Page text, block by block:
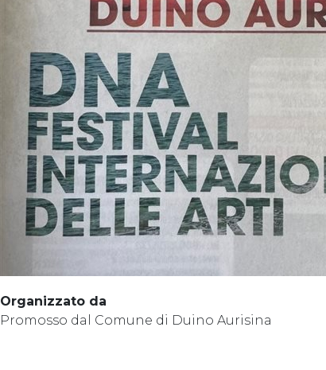
Organizzato da
Promosso dal Comune di Duino Aurisina